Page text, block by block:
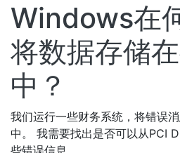
Windows在
将数据存储
中？
我们运行一些财务系统，将错误
中。 我需要找出是否可以从PCI
些错误信息。